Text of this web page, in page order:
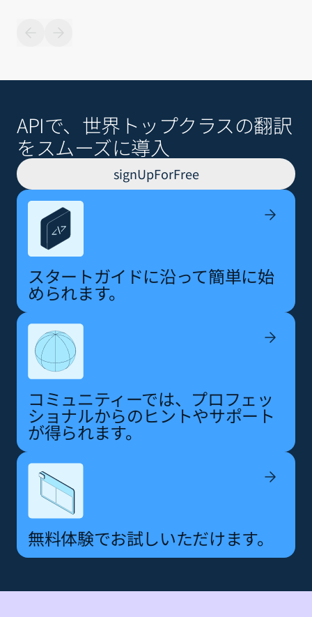
APIで、世界トップクラスの翻訳
をスムーズに導入
signUpForFree
スタートガイドに沿って簡単に始
められます。
コミュニティーでは、プロフェッ
ショナルからのヒントやサポート
が得られます。
無料体験でお試しいただけます。